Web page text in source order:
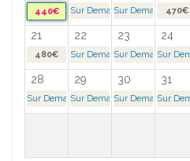
440€ Sur Demande >Sur Demande >470€
21 22 23 24
480€ Sur Demande >Sur Demande >
Sur
28 29 30 31
Sur Demande >Sur Demande >Sur Demande >
Sur